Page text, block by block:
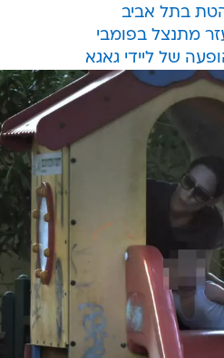
בתל אביב
מתנצל בפומבי
של ליידי גאגא